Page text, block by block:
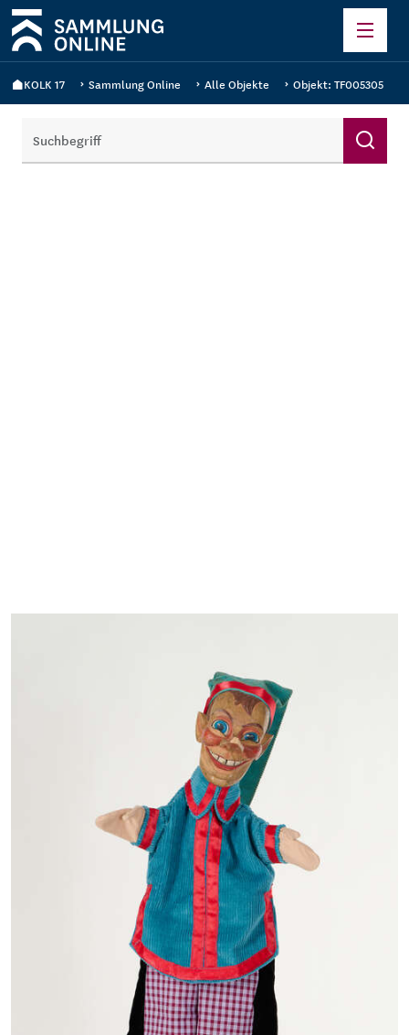
KOLK 17 Sammlung Online Alle Objekte Objekt: TF005305